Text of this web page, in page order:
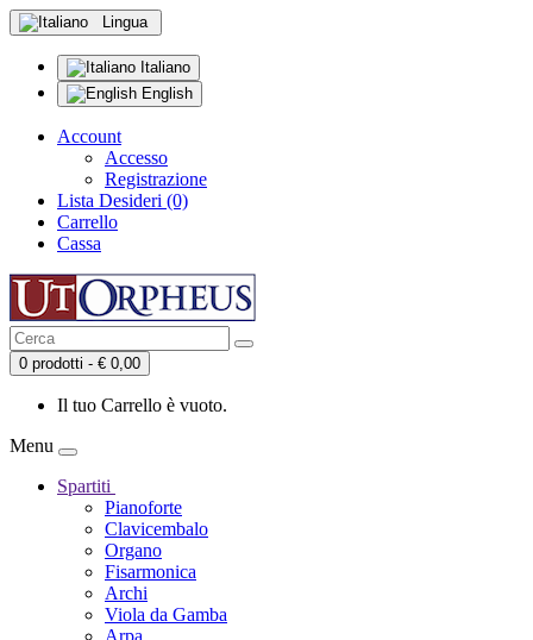
Lingua
Italiano
English
Account
Accesso
Registrazione
Lista Desideri (0)
Carrello
Cassa
0 prodotti - € 0,00
Il tuo Carrello è vuoto.
Menu
Spartiti
Pianoforte
Clavicembalo
Organo
Fisarmonica
Archi
Viola da Gamba
Arpa